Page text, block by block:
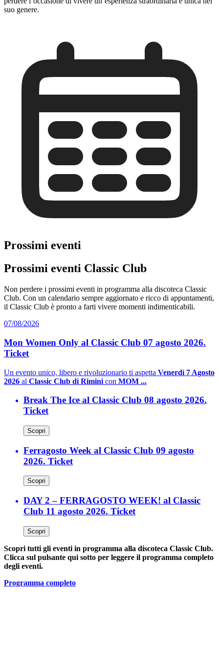
suo genere.
Prossimi eventi
Prossimi eventi Classic Club
Non perdere i prossimi eventi in programma alla discoteca Classic
Club. Con un calendario sempre aggiornato e ricco di appuntamenti,
il Classic Club è pronto a farti vivere momenti indimenticabili.
07/08/2026
Mon Women Only al Classic Club 07 agosto 2026.
Ticket
Un evento unico, libero e rivoluzionario ti aspetta Venerdì 7 Agosto
2026 al Classic Club di Rimini con MOM ...
Break The Ice al Classic Club 08 agosto 2026.
Ticket
Scopri
Ferragosto Week al Classic Club 09 agosto
2026. Ticket
Scopri
DAY 2 – FERRAGOSTO WEEK! al Classic
Club 11 agosto 2026. Ticket
Scopri
Scopri tutti gli eventi in programma alla discoteca Classic Club.
Clicca sul pulsante qui sotto per leggere il programma completo
degli eventi.
Programma completo